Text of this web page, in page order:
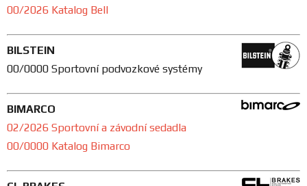
00/2026 Katalog Bell
BILSTEIN
00/0000 Sportovní podvozkové systémy
BIMARCO
02/2026 Sportovní a závodní sedadla
00/0000 Katalog Bimarco